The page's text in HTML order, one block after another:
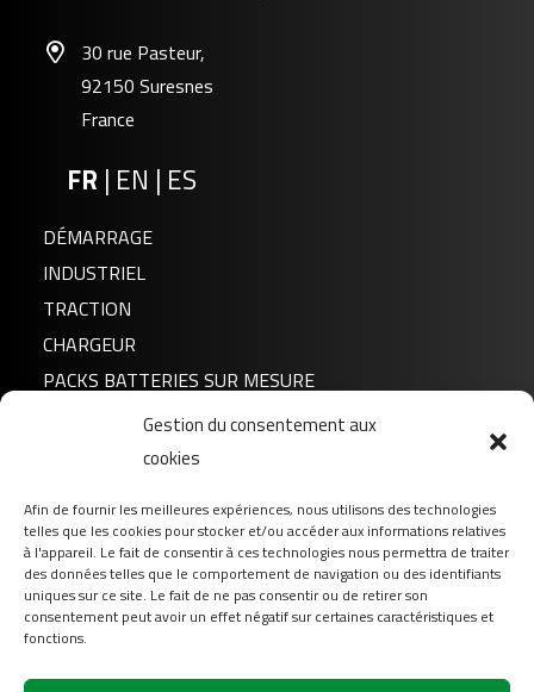
Gestion du consentement aux
cookies
Afin de fournir les meilleures expériences, nous utilisons des technologies
telles que les cookies pour stocker et/ou accéder aux informations relatives
à l'appareil. Le fait de consentir à ces technologies nous permettra de traiter
des données telles que le comportement de navigation ou des identifiants
uniques sur ce site. Le fait de ne pas consentir ou de retirer son
consentement peut avoir un effet négatif sur certaines caractéristiques et
fonctions.
30 rue Pasteur,
92150 Suresnes
France
FR | EN | ES
DÉMARRAGE
INDUSTRIEL
TRACTION
CHARGEUR
PACKS BATTERIES SUR MESURE
FAQ
Téléchargement
Login
Contact